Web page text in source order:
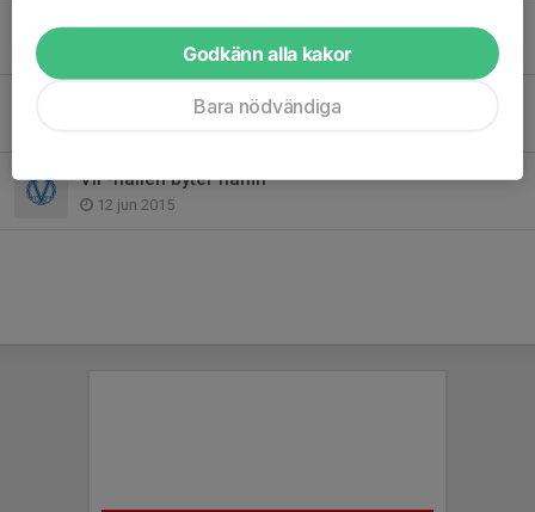
Värmdö IF-familjen har sorg
Sommarfotbollsskolan en succé!
VIF-hallen byter namn
12 jun 2015
Godkänn alla kakor
Bara nödvändiga